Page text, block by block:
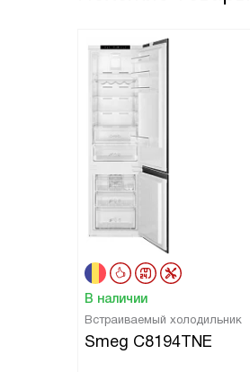
В наличии
Встраиваемый холодильник
Smeg C8194TNE